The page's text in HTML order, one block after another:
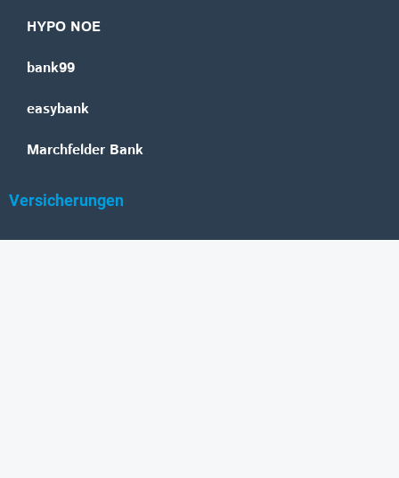
HYPO NOE
bank99
easybank
Marchfelder Bank
Versicherungen